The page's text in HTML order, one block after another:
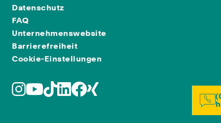
Datenschutz
FAQ
Unternehmenswebsite
Barrierefreiheit
Cookie-Einstellungen